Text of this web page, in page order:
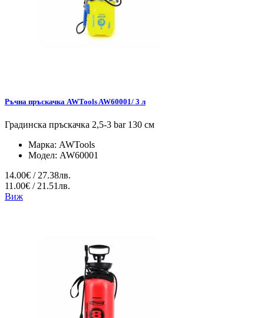
Ръчна пръскачка AWTools AW60001/ 3 л
Градинска пръскачка 2,5-3 bar 130 см
Марка: AWTools
Модел: AW60001
14.00€ / 27.38лв.
11.00€ / 21.51лв.
Виж